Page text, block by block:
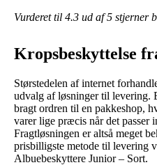
Vurderet til 4.3 ud af 5 stjerner
Kropsbeskyttelse
Størstedelen af internet
udvalg af løsninger til levering.
bragt ordren til en pakkeshop,
varer lige præcis når det passer
Fragtløsningen er altså meget
prisbilligste metode til levering
Albuebeskyttere Junior – Sort.